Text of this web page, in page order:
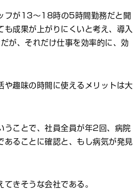
フが13～18時の5時間勤務だと聞
成果が上がりにくいと考え、導入
が、それだけ仕事を効率的に、効
趣味の時間に使えるメリットは大
ことで、社員全員が年2回、病院
あることに確認と、もし病気が発見
きそうな会社である。